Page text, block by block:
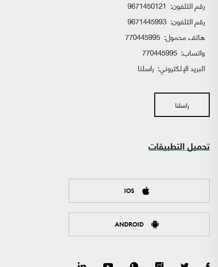
رقم التلفون: 9671450121
رقم التلفون: 9671445993
هاتف محمول: 770445995
واتساب:
البريد الإلكتروني: راسلنا
راسلنا
تحميل التطبيقات
IOS
ANDROID